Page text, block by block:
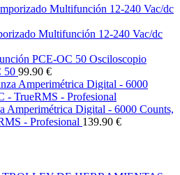
Multifunción 12-240 Vac/dc
Osciloscopio
50 99.90 €
Amperimétrica Digital - 6000 Counts,
- Profesional 139.90 €